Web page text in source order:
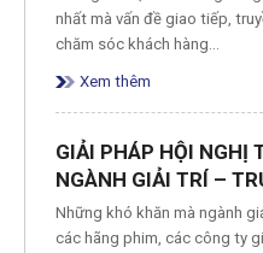
nhất mà vấn đề giao tiếp,
chăm sóc khách hàng…
Xem thêm
GIẢI PHÁP HỘI NGHỊ
NGÀNH GIẢI TRÍ –
Những khó khăn mà ngành
các hãng phim, các công ty